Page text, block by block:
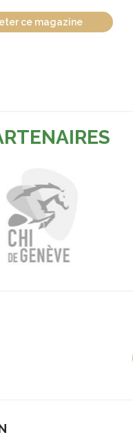
ce magazine